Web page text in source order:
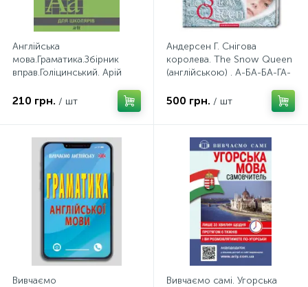
Англійська
мова.Граматика.Збірник
вправ.Голіцинський. Арій
210 грн. / шт
Андерсен Г. Снігова
королева. The Snow Queen
(англійською) . А-БА-БА-ГА-
500 грн. / шт
Вивчаємо
Вивчаємо самі. Угорська